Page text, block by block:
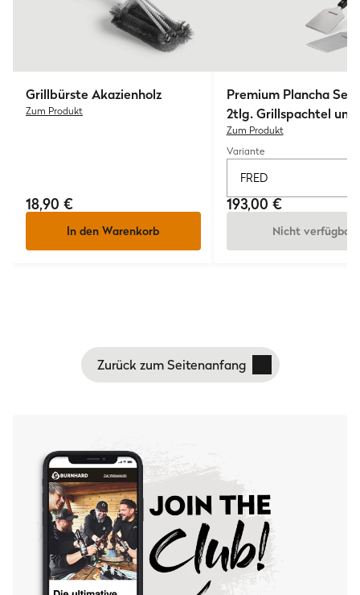
Mittig: auf und statt Guss- oder Edelstahlrosten
Links: nur auf Gussrosten einsetzbar
Rechts: nicht kompatibel
Grillbürste Akazienholz
Zum Produkt
18,90 €
In den Warenkorb
Premium Plancha Set
2tlg. Grillspachtel und
Grillschaber
Zum Produkt
Variante
FRED
193,00 €
Nicht verfügbar
Zurück zum Seitenanfang